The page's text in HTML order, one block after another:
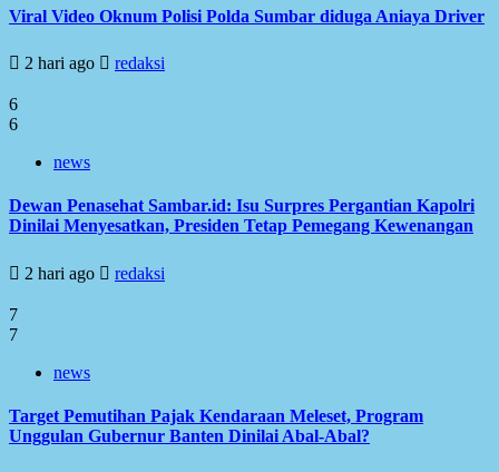
Viral Video Oknum Polisi Polda Sumbar diduga Aniaya Driver
2 hari ago redaksi
6
6
news
Dewan Penasehat Sambar.id: Isu Surpres Pergantian Kapolri
Dinilai Menyesatkan, Presiden Tetap Pemegang Kewenangan
2 hari ago redaksi
7
7
news
Target Pemutihan Pajak Kendaraan Meleset, Program
Unggulan Gubernur Banten Dinilai Abal-Abal?